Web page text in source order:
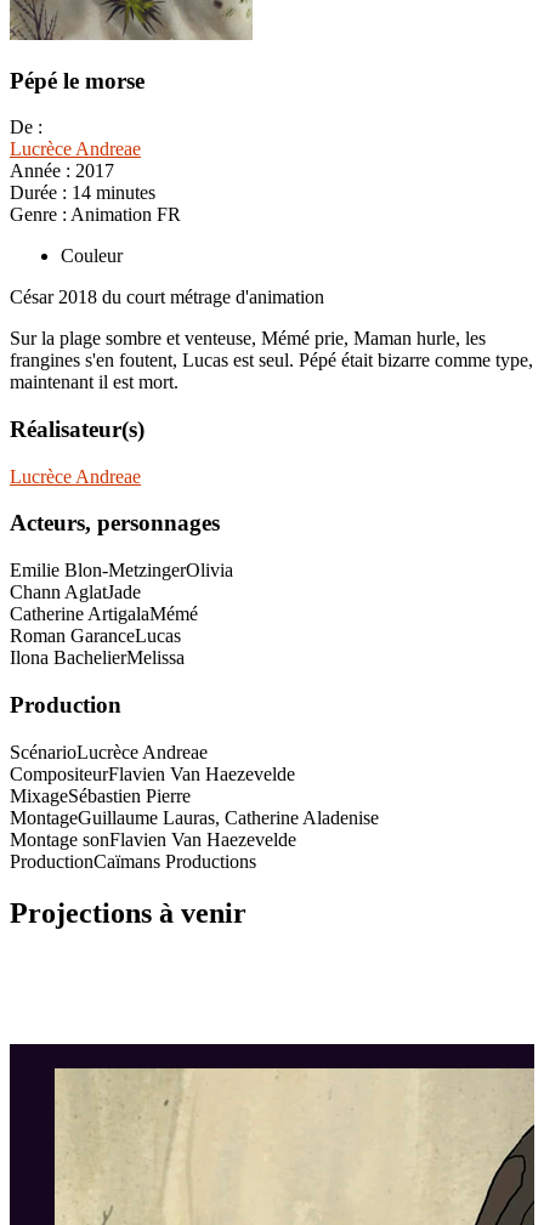
Pépé le morse
De :
Lucrèce Andreae
Année : 2017
Durée : 14 minutes
Genre : Animation FR
Couleur
César 2018 du court métrage d'animation
Sur la plage sombre et venteuse, Mémé prie, Maman hurle, les
frangines s'en foutent, Lucas est seul. Pépé était bizarre comme type,
maintenant il est mort.
Réalisateur(s)
Lucrèce Andreae
Acteurs, personnages
Emilie Blon-MetzingerOlivia
Chann AglatJade
Catherine ArtigalaMémé
Roman GaranceLucas
Ilona BachelierMelissa
Production
ScénarioLucrèce Andreae
CompositeurFlavien Van Haezevelde
MixageSébastien Pierre
MontageGuillaume Lauras, Catherine Aladenise
Montage sonFlavien Van Haezevelde
ProductionCaïmans Productions
Projections à venir